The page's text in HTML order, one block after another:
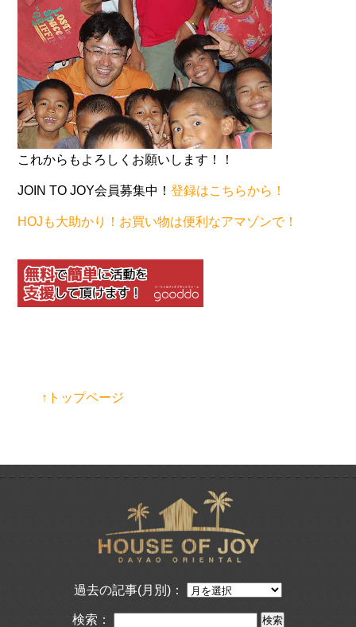
これからもよろしくお願いします！！
JOIN TO JOY会員募集中！登録はこちらから！
HOJも大助かり！お買い物は便利なアマゾンで！
↑トップページ
過去の記事(月別)：
検索：